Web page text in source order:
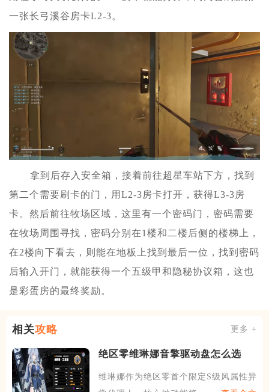
一张长弓溪谷房卡L2-3。
拿到后存入安全箱，接着前往超星车站下方，找到
第二个需要刷卡的门，用L2-3房卡打开，获得L3-3房
卡。然后前往牧场区域，这里有一个密码门，密码需要
在牧场周围寻找，密码分别在1楼和二楼后侧的楼梯上，
在2楼向下看去，则能在地板上找到最后一位，找到密码
后输入开门，就能获得一个五级甲和隐秘协议箱，这也
是彩蛋房的最终奖励。
相关攻略 更多 +
绝区零维琳娜音擎驱动盘怎么选
维琳娜作为绝区零首个限定S级风属性异